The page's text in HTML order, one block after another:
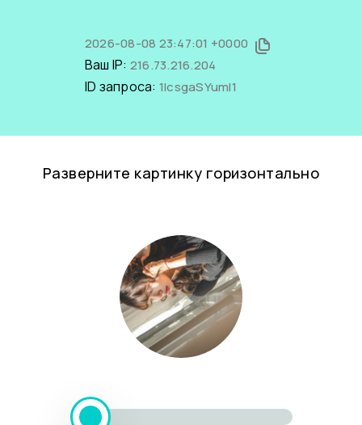
2026-08-08 23:47:01 +0000
Ваш IP: 216.73.216.204
ID запроса: 1lcsgaSYumI1
Разверните картинку горизонтально